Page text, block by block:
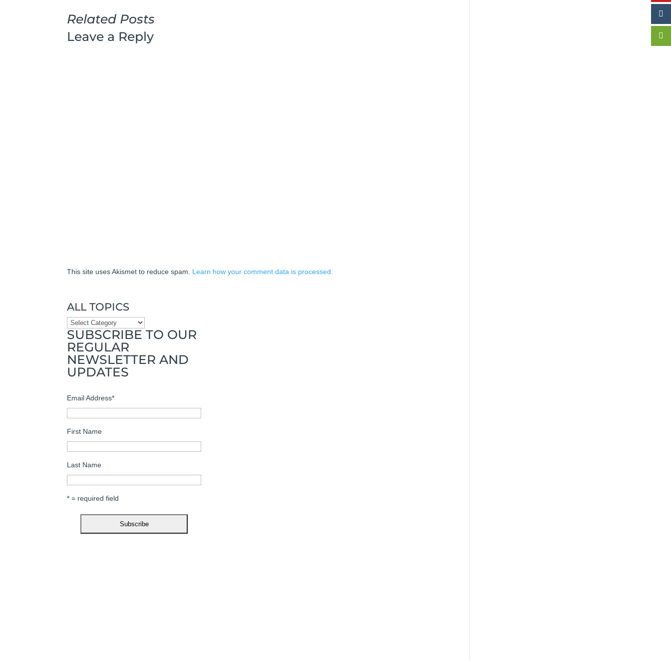
Related Posts
Leave a Reply
This site uses Akismet to reduce spam. Learn how your comment data is processed.
ALL TOPICS
ALL
TOPICS
SUBSCRIBE TO OUR
REGULAR
NEWSLETTER AND
UPDATES
Email Address*
First Name
Last Name
* = required field